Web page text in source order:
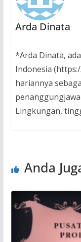
Arda Dinata
*Arda Dinata,
Indonesia
hariannya
Lingkungan,
Anda